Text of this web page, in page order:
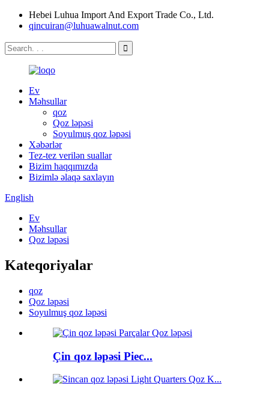
Hebei Luhua Import And Export Trade Co., Ltd.
qincuiran@luhuawalnut.com
Ev
Məhsullar
qoz
Qoz ləpəsi
Soyulmuş qoz ləpəsi
Xəbərlər
Tez-tez verilən suallar
Bizim haqqımızda
Bizimlə əlaqə saxlayın
English
Ev
Məhsullar
Qoz ləpəsi
Kateqoriyalar
qoz
Qoz ləpəsi
Soyulmuş qoz ləpəsi
Çin qoz ləpəsi Piec...